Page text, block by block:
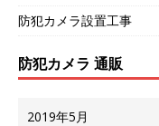
防犯カメラ設置工事
防犯カメラ 通販
2019年5月